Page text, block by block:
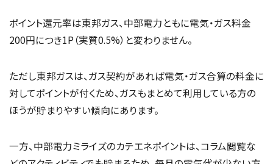
ポイント還元率は東邦ガス、中部電力ともに電気・ガス料金
200円につき1P（実質0.5%）と変わりません。
ただし東邦ガスは、ガス契約があれば電気・ガス合算の料金に
対してポイントが付くため、ガスもまとめて利用している方の
ほうが貯まりやすい傾向にあります。
一方、中部電力ミライズのカテエネポイントは、コラム閲覧な